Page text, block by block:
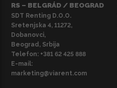
RS – BELGRÁD / BEOGRAD
SDT Renting D.O.O.
Sretenjska 4, 11272,
Dobanovci,
Beograd, Srbija
Telefon: +381 62 425 888
E-mail:
marketing@viarent.com